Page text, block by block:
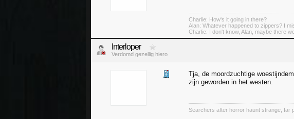
Charlie: How's it going in there?
Alan: Whatever happened to zippers? I
Charlie: I don't know, Alan, maybe there
Interloper
Verdomd gezellig hiero
Tja, de moordzuchtige
zijn geworden in het westen.
Searchers after horror haunt strange, far